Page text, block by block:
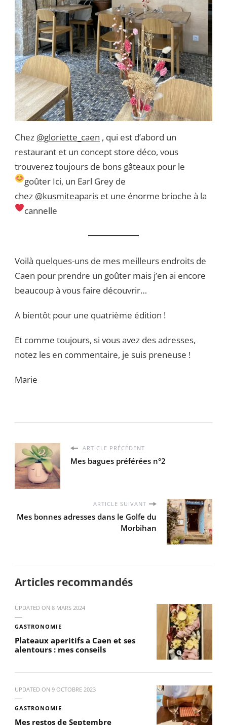
Chez @gloriette_caen , qui est d’abord un
restaurant et un concept store déco, vous
trouverez toujours de bons gâteaux pour le
goûter Ici, un Earl Grey de
chez @kusmiteaparis et une énorme brioche à la
cannelle
Voilà quelques-uns de mes meilleurs endroits de
Caen pour prendre un goûter mais j’en ai encore
beaucoup à vous faire découvrir…
A bientôt pour une quatrième édition !
Et comme toujours, si vous avez des adresses,
notez les en commentaire, je suis preneuse !
Marie
ARTICLE PRÉCÉDENT
Mes bagues préférées n°2
ARTICLE SUIVANT
Mes bonnes adresses dans le Golfe du
Morbihan
Articles recommandés
UPDATED ON 8 MARS 2024
GASTRONOMIE
Plateaux aperitifs a Caen et ses
alentours : mes conseils
UPDATED ON 9 OCTOBRE 2023
GASTRONOMIE
Mes restos de Septembre